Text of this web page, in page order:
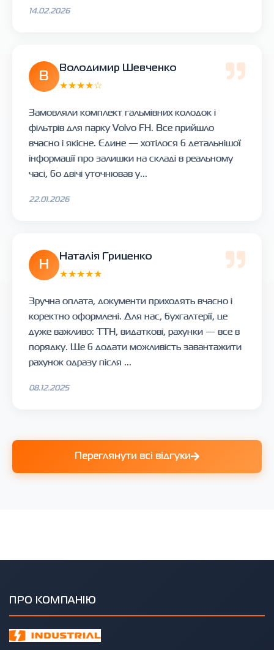
14.02.2026
В
Володимир Шевченко
★★★★☆
Замовляли комплект гальмівних колодок і
фільтрів для парку Volvo FH. Все прийшло
вчасно і якісне. Єдине — хотілося б детальнішої
інформації про залишки на складі в реальному
часі, бо двічі уточнював у...
22.01.2026
Н
Наталія Гриценко
★★★★★
Зручна оплата, документи приходять вчасно і
коректно оформлені. Для нас, бухгалтерії, це
дуже важливо: ТТН, видаткові, рахунки — все в
порядку. Ще б додати можливість завантажити
рахунок одразу після ...
08.12.2025
Переглянути всі відгуки
ПРО КОМПАНІЮ